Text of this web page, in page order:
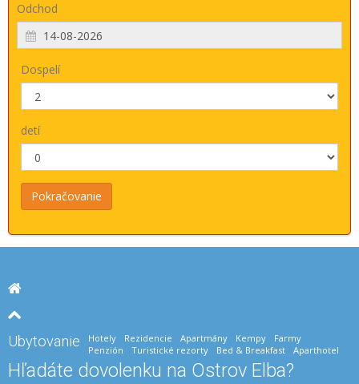
Odchod
Dospelí
detí
Ubytovanie Hotely Rezidencie Apartmány Kempy
Farmy
Penzión
Turistické rezorty Bed & Breakfast Aparthotel
Hľadáte dovolenku na Ostrov Elba?